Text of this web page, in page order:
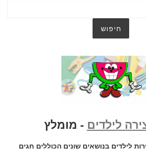
לילדים - מומלץ
לילדים בנושאים שונים הכוללים חגים